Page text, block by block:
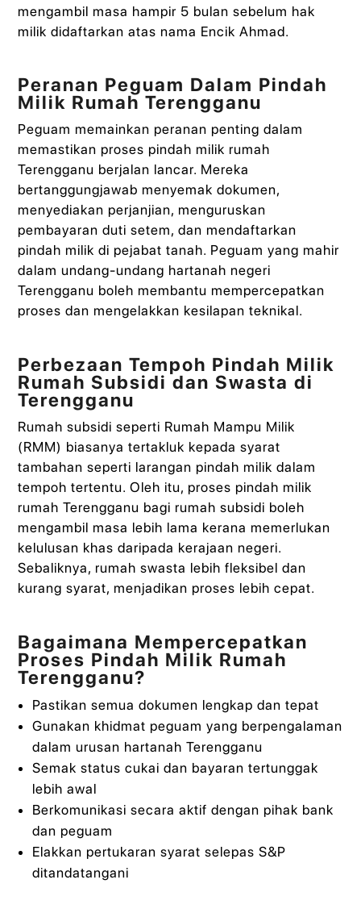
mengambil masa hampir 5 bulan sebelum hak
milik didaftarkan atas nama Encik Ahmad.
Peranan Peguam Dalam Pindah
Milik Rumah Terengganu
Peguam memainkan peranan penting dalam
memastikan proses pindah milik rumah
Terengganu berjalan lancar. Mereka
bertanggungjawab menyemak dokumen,
menyediakan perjanjian, menguruskan
pembayaran duti setem, dan mendaftarkan
pindah milik di pejabat tanah. Peguam yang mahir
dalam undang-undang hartanah negeri
Terengganu boleh membantu mempercepatkan
proses dan mengelakkan kesilapan teknikal.
Perbezaan Tempoh Pindah Milik
Rumah Subsidi dan Swasta di
Terengganu
Rumah subsidi seperti Rumah Mampu Milik
(RMM) biasanya tertakluk kepada syarat
tambahan seperti larangan pindah milik dalam
tempoh tertentu. Oleh itu, proses pindah milik
rumah Terengganu bagi rumah subsidi boleh
mengambil masa lebih lama kerana memerlukan
kelulusan khas daripada kerajaan negeri.
Sebaliknya, rumah swasta lebih fleksibel dan
kurang syarat, menjadikan proses lebih cepat.
Bagaimana Mempercepatkan
Proses Pindah Milik Rumah
Terengganu?
Pastikan semua dokumen lengkap dan tepat
Gunakan khidmat peguam yang berpengalaman
dalam urusan hartanah Terengganu
Semak status cukai dan bayaran tertunggak
lebih awal
Berkomunikasi secara aktif dengan pihak bank
dan peguam
Elakkan pertukaran syarat selepas S&P
ditandatangani